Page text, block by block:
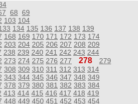
68 69
103 104
134 135 136 137 138 139
168 169 170 171 172 173 174
203 204 205 206 207 208 209
238 239 240 241 242 243 244
273 274 275 276 277 278
279
308 309 310 311 312 313 314
343 344 345 346 347 348 349
378 379 380 381 382 383 384
413 414 415 416 417 418 419
448 449 450 451 452 453 454